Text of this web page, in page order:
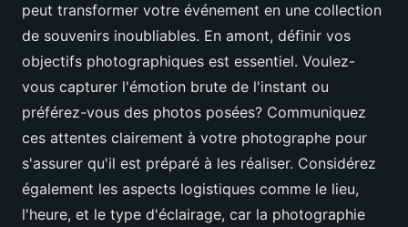
peut transformer votre événement en une collection
de souvenirs inoubliables. En amont, définir vos
objectifs photographiques est essentiel. Voulez-
vous capturer l'émotion brute de l'instant ou
préférez-vous des photos posées? Communiquez
ces attentes clairement à votre photographe pour
s'assurer qu'il est préparé à les réaliser. Considérez
également les aspects logistiques comme le lieu,
l'heure, et le type d'éclairage, car la photographie